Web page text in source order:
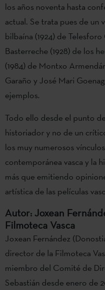
los años noventa hasta
actual. Se trata pues de un
bilbaína (1924) de
Basterreche (1928) de los
(1984) de Montxo
Garaño y José Mari
ejemplos.
Todo ello desde el punto
historiador y no de un
los muy numerosos
contemporánea vasca y la
más que emitiendo
artística de las películas
Autor: Joxean
Filmoteca Vasca
Joxean Fernández
director de la Filmoteca
miembro del Comité de
Sebastián desde enero de